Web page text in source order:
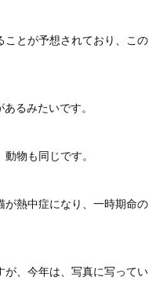
ことが予想されており、この
るみたいです。
物も同じです。
が熱中症になり、一時期命の
が、今年は、写真に写ってい